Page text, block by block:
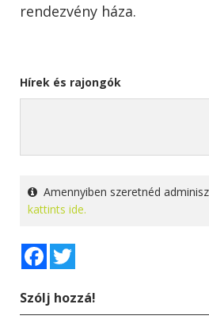
rendezvény háza.
Hírek és rajongók
Amennyiben szeretnéd
kattints ide.
Facebook
Szólj hozzá!